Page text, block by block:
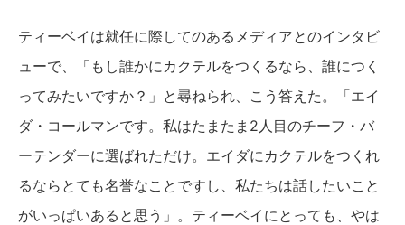
ティーベイは就任に際してのあるメディアとのインタビ
ューで、「もし誰かにカクテルをつくるなら、誰につく
ってみたいですか？」と尋ねられ、こう答えた。「エイ
ダ・コールマンです。私はたまたま2人目のチーフ・バ
ーテンダーに選ばれただけ。エイダにカクテルをつくれ
るならとても名誉なことですし、私たちは話したいこと
がいっぱいあると思う」。ティーベイにとっても、やは